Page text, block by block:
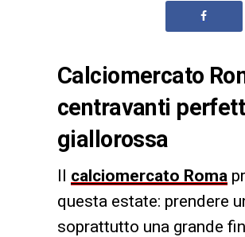
Calciomercato
centravanti
giallorossa
Il calciomercato Roma
questa estate: prendere
soprattutto una grande